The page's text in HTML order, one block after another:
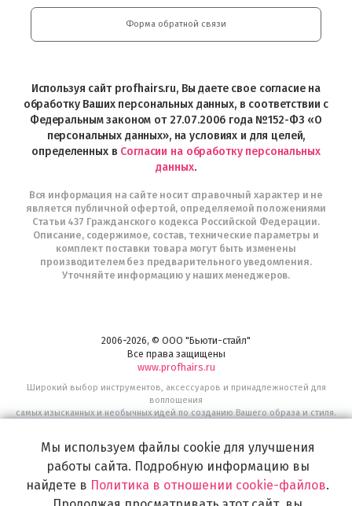
Play
Professional
и
Интернет-
Telegram
Форма обратной связи
Используя сайт profhairs.ru, Вы даете свое согласие на
обработку Ваших персональных данных, в соответствии с
Федеральным законом от 27.07.2006 года №152-ФЗ «О
персональных данных», на условиях и для целей,
определенных в Согласии на обработку персональных
данных.
Вся информация на сайте носит справочный характер и не
является публичной офертой, определяемой положениями
Статьи 437 Гражданского кодекса Российской Федерации.
Описание, содержимое, состав, технические параметры и
комплект поставки товара могут быть изменены
производителем без предварительного уведомления.
Уточняйте информацию у наших менеджеров.
2006-2026, © ООО "Бьюти-стайл"
Все права защищены
www.profhairs.ru
Широкий выбор инструментов, аксессуаров и принадлежностей для
воплощения
самых изысканных и необычных идей по созданию Вашего образа и стиля.
Мы используем файлы cookie для улучшения
работы сайта. Подробную информацию вы
найдете в Политика в отношении cookie-файлов.